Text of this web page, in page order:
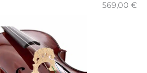
569,00 €